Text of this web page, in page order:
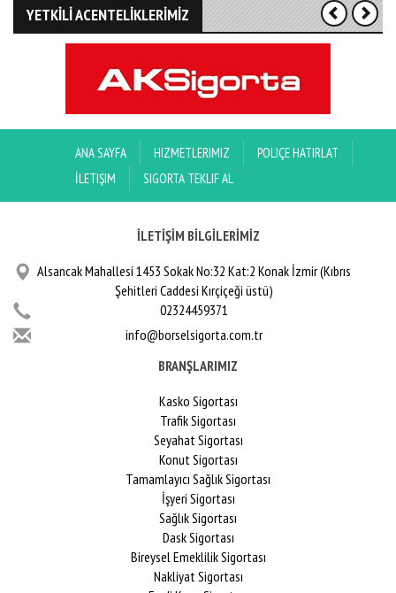
YETKİLİ ACENTELİKLERİMİZ
ANA SAYFA HIZMETLERIMIZ
POLIÇE HATIRLAT
İLETIŞIM
SIGORTA TEKLIF AL
İLETİŞİM BİLGİLERİMİZ
Alsancak Mahallesi 1453 Sokak No:32 Kat:2 Konak İzmir (Kıbrıs
Şehitleri Caddesi Kırçiçeği üstü)
02324459371
info@borselsigorta.com.tr
BRANŞLARIMIZ
Kasko Sigortası
Trafik Sigortası
Seyahat Sigortası
Konut Sigortası
Tamamlayıcı Sağlık Sigortası
İşyeri Sigortası
Sağlık Sigortası
Dask Sigortası
Bireysel Emeklilik Sigortası
Nakliyat Sigortası